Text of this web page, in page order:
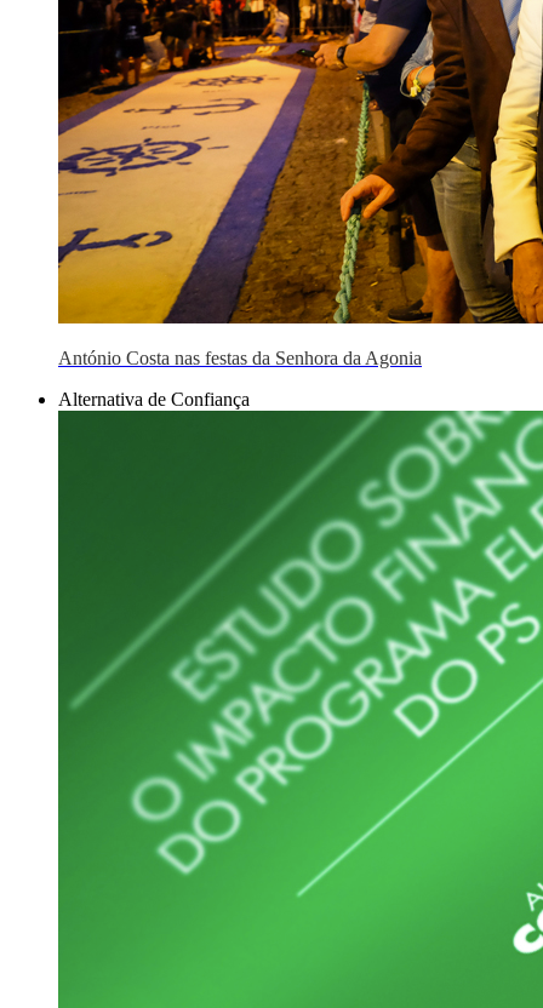
António Costa nas festas da Senhora da Agonia
Alternativa de Confiança